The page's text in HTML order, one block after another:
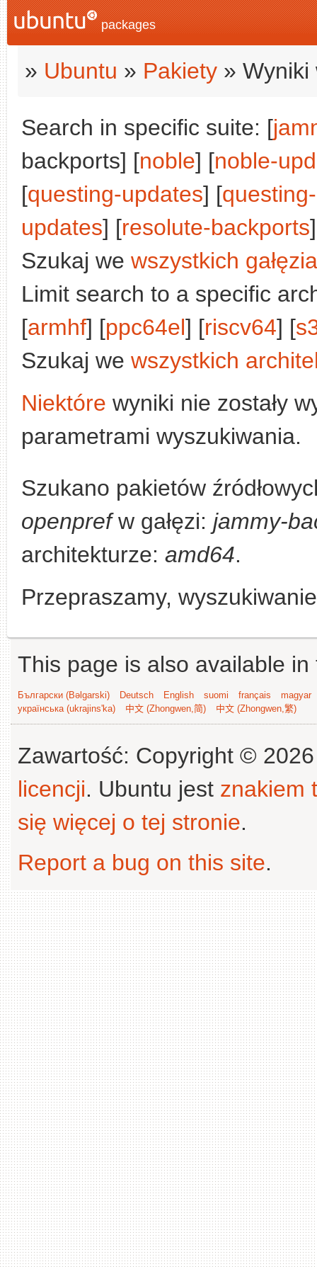
packages
» Ubuntu » Pakiety » Wyniki
Search in specific suite: [
backports] [noble] [noble-
[questing-updates] [
updates] [resolute-backports
Szukaj we wszystkich
Limit search to a specific
[armhf] [ppc64el] [riscv64] [
Szukaj we wszystkich
Niektóre wyniki nie zostały
parametrami wyszukiwania.
Szukano pakietów
openprefw gałęzi: jammy-
architekturze: amd64.
Przepraszamy,
This page is also available
Български (Bəlgarski) Deutsch English suomi français
magyar
українська (ukrajins'ka)
中文 (Zhongwen,简) 中文 (Zhongwen,繁)
Zawartość: Copyright ©
licencji. Ubuntu jest znakiem
się więcej o tej stronie.
Report a bug on this site.